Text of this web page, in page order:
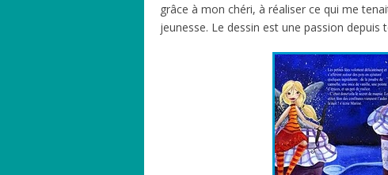
grâce à mon chéri, à réaliser ce qui me
jeunesse. Le dessin est une passion depuis